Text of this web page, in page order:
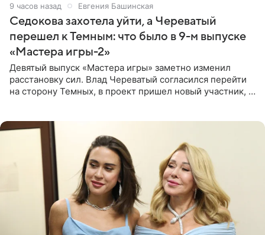
9 часов назад Евгения Башинская
Седокова захотела уйти, а Череватый
перешел к Темным: что было в 9-м выпуске
«Мастера игры-2»
Девятый выпуск «Мастера игры» заметно изменил
расстановку сил. Влад Череватый согласился перейти
на сторону Темных, в проект пришел новый участник, а